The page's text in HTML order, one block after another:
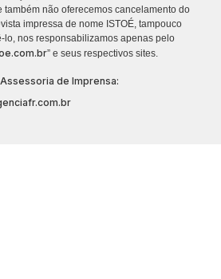
não oferecemos cancelamento do
impressa de nome ISTOÉ, tampouco
lo, nos responsabilizamos apenas pelo
” e seus respectivos sites.
Assessoria de Imprensa: